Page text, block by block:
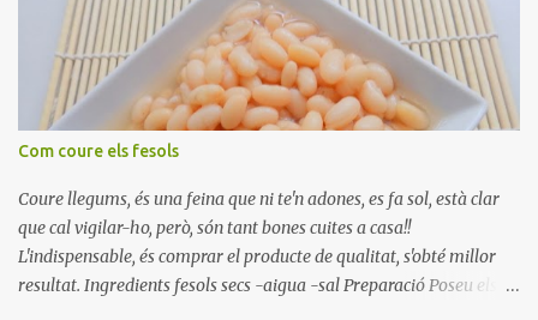
Com coure els fesols
Coure llegums, és una feina que ni te'n adones, es fa sol, està clar
que cal vigilar-ho, però, són tant bones cuites a casa!!
L'indispensable, és comprar el producte de qualitat, s'obté millor
resultat. Ingredients fesols secs -aigua -sal Preparació Poseu els